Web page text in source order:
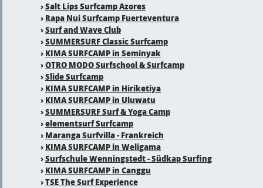
›Salt Lips Surfcamp Azores
› Rapa Nui Surfcamp Fuerteventura
›Surf and Wave Club
›SUMMERSURF Classic Surfcamp
› KIMA SURFCAMP in Seminyak
›OTRO MODO Surfschool & Surfcamp
›Slide Surfcamp
› KIMA SURFCAMP in Hiriketiya
› KIMA SURFCAMP in Uluwatu
›SUMMERSURF Surf & Yoga Camp
›elementsurf Surfcamp
› Maranga Surfvilla - Frankreich
› KIMA SURFCAMP in Weligama
›Surfschule Wenningstedt - Südkap Surfing
› KIMA SURFCAMP in Canggu
›TSE The Surf Experience